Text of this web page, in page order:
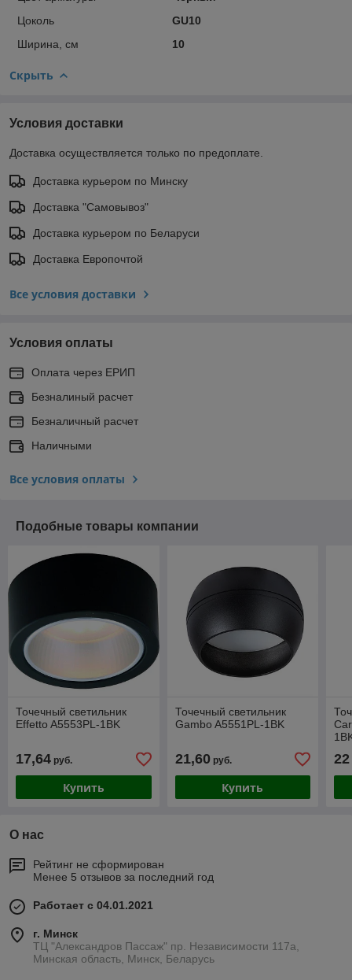
Цоколь
GU10
Ширина, см
10
Скрыть
Условия доставки
Доставка осуществляется только по предоплате.
Доставка курьером по Минску
Доставка "Самовывоз"
Доставка курьером по Беларуси
Доставка Европочтой
Все условия доставки
Условия оплаты
Оплата через ЕРИП
Безналиный расчет
Безналичный расчет
Наличными
Все условия оплаты
Подобные товары компании
Точечный светильник
Effetto A5553PL-1BK
17,64 руб.
Купить
Точечный светильник
Gambo A5551PL-1BK
21,60руб.
Купить
22
О нас
Рейтинг не сформирован
Менее 5 отзывов за последний год
Работает с 04.01.2021
г. Минск
ТЦ "Александров Пассаж" пр. Независимости 117а,
Минская область, Минск, Беларусь